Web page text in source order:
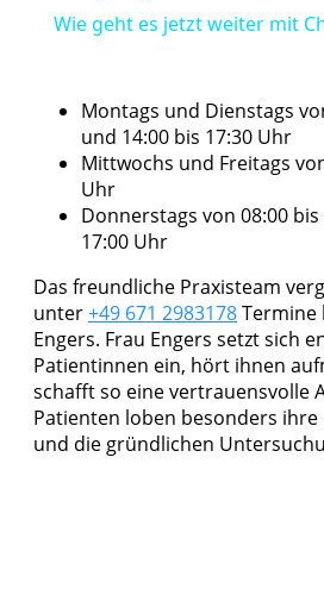
Wie geht es jetzt weiter mit
Montags und Dienstags
und 14:00 bis 17:30 Uhr
Mittwochs und Freitags
Uhr
Donnerstags von 08:00
17:00 Uhr
Das freundliche Praxisteam
unter+49 671 2983178Termine
Engers. Frau Engers setzt sich
Patientinnen ein, hört ihnen
schafft so eine vertrauensvolle
Patienten loben besonders
und die gründlichen